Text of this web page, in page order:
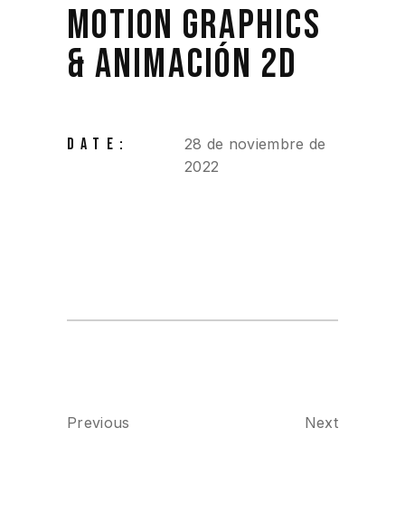
MOTION GRAPHICS
& ANIMACIÓN 2D
DATE:
28 de noviembre de
2022
Previous Next